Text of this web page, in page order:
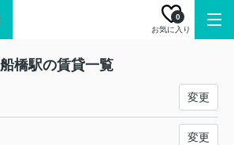
お気に入り
0
橋駅の賃貸一覧
変更
変更